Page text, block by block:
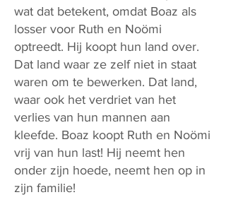
wat dat betekent, omdat Boaz als
losser voor Ruth en Noömi
optreedt. Hij koopt hun land over.
Dat land waar ze zelf niet in staat
waren om te bewerken. Dat land,
waar ook het verdriet van het
verlies van hun mannen aan
kleefde. Boaz koopt Ruth en Noömi
vrij van hun last! Hij neemt hen
onder zijn hoede, neemt hen op in
zijn familie!